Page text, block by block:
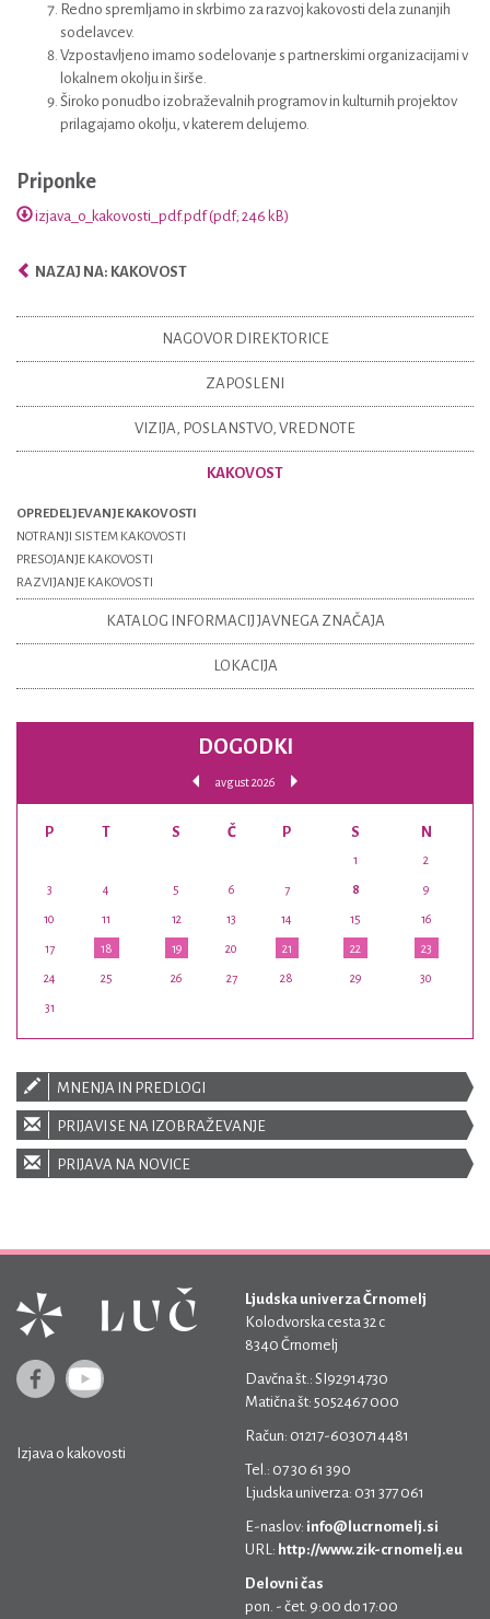
Redno spremljamo in skrbimo za razvoj kakovosti dela zunanjih
sodelavcev.
Vzpostavljeno imamo sodelovanje s partnerskimi organizacijami v
lokalnem okolju in širše.
Široko ponudbo izobraževalnih programov in kulturnih projektov
prilagajamo okolju, v katerem delujemo.
Priponke
izjava_o_kakovosti_pdf.pdf (pdf; 246 kB)
NAZAJ NA: KAKOVOST
NAGOVOR DIREKTORICE
ZAPOSLENI
VIZIJA, POSLANSTVO, VREDNOTE
KAKOVOST
OPREDELJEVANJE KAKOVOSTI
NOTRANJI SISTEM KAKOVOSTI
PRESOJANJE KAKOVOSTI
RAZVIJANJE KAKOVOSTI
KATALOG INFORMACIJ JAVNEGA ZNAČAJA
LOKACIJA
DOGODKI
avgust 2026
P T S Č P S N
1 2
3 4 5 6 7 8 9
10 11 12 13 14 15 16
17 18 19 20 21 22 23
24 25 26 27 28 29 30
31
MNENJA IN PREDLOGI
PRIJAVI SE NA IZOBRAŽEVANJE
PRIJAVA NA NOVICE
Izjava o kakovosti
Ljudska univerza Črnomelj
Kolodvorska cesta 32 c
8340 Črnomelj
Davčna št.: SI92914730
Matična št: 5052467 000
Račun: 01217-6030714481
Tel.: 07 30 61 390
Ljudska univerza: 031 377 061
E-naslov: info@lucrnomelj.si
URL: http://www.zik-crnomelj.eu
Delovni čas
pon. - čet. 9:00 do 17:00